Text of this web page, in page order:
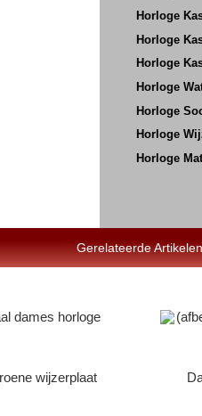
Horloge
Horloge
Horloge
Horloge
Horloge
Horloge
Horloge
Gerelateerde Artikelen
wijzerplaat